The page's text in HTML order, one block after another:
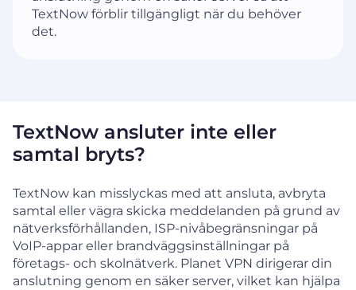
TextNow förblir tillgängligt när du behöver
det.
TextNow ansluter inte eller
samtal bryts?
TextNow kan misslyckas med att ansluta, avbryta
samtal eller vägra skicka meddelanden på grund av
nätverksförhållanden, ISP-nivåbegränsningar på
VoIP-appar eller brandväggsinställningar på
företags- och skolnätverk. Planet VPN dirigerar din
anslutning genom en säker server, vilket kan hjälpa